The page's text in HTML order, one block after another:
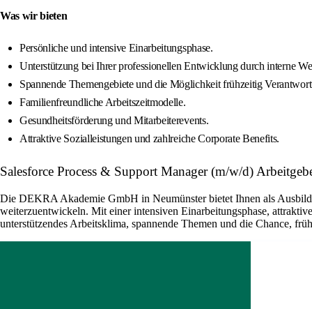
Was wir bieten
Persönliche und intensive Einarbeitungsphase.
Unterstützung bei Ihrer professionellen Entwicklung durch interne
Spannende Themengebiete und die Möglichkeit frühzeitig
Familienfreundliche Arbeitszeitmodelle.
Gesundheitsförderung und Mitarbeiterevents.
Attraktive Sozialleistungen und zahlreiche Corporate Benefits.
Salesforce Process & Support Manager (m/w/d)
Die DEKRA Akademie GmbH in Neumünster bietet Ihnen als
weiterzuentwickeln. Mit einer intensiven Einarbeitungsphase,
unterstützendes Arbeitsklima, spannende Themen und die Chance,